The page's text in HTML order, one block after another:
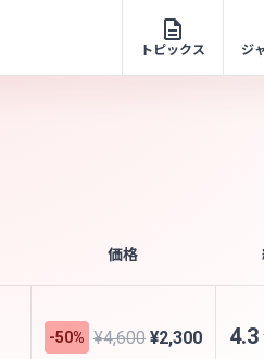
トピックス ジ
価格
-50% ¥4,600 ¥2,300 4.3